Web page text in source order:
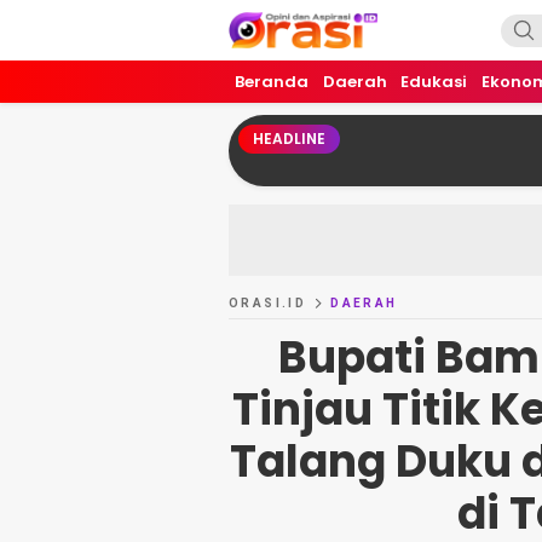
Orasi.ID
Opini dan Aspirasi!
Beranda Daerah Edukasi
HEADLINE
ORASI.ID DAERAH
Bupati
Tinjau Titik
Talang Duku
di